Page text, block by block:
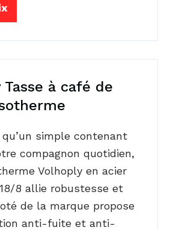
à café de
qu’un simple contenant
compagnon quotidien,
Volhoply en acier
8 allie robustesse et
de la marque propose
anti-fuite et anti-